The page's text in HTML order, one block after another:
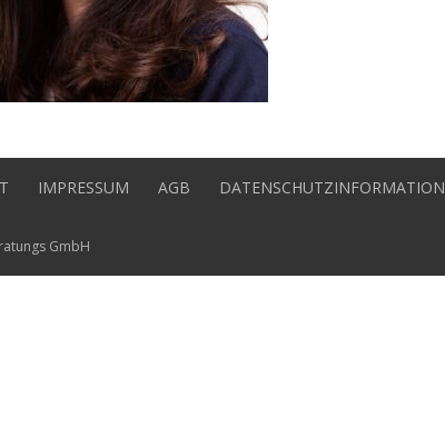
IMPRESSUM AGB DATENSCHUTZINFORMATION
GmbH